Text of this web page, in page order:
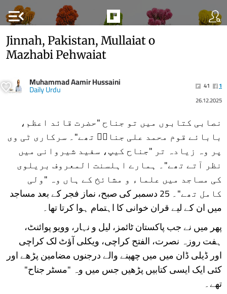
menu_open
Jinnah, Pakistan, Mullaiat o
Mazhabi Pehwaiat
Muhammad Aamir Hussaini
Daily Urdu 41
1
26.12.2025
نصابی کتابوں میں تو جناح "حضرت قائد اعظم،
بابائے قوم محمد علی جناحؒ تھے"۔ سرکاری ٹی وی
پر وہ زیادہ تر "جناح کیپ، سفید شیروانی میں
نظر آتے تھے"۔ ہمارے اہلسنت المعروف بریلوی
کی مساجد میں علماء و مشائخ کے ہاں وہ "ولی
کامل تھے"۔ 25 دسمبر کی صبح، نماز فجر کے بعد مساجد
میں ان کے لیے قران خوانی کا اہتمام ہوا کرتا تھا۔
پھر میں نے جب پاکستان ٹائمز، لیل و نہار، وویو پوائنٹ،
ہفت روزہ نصرت، الفتح کراچی، ویکلی آؤٹ لک کراچی
اور ڈیلی ڈان میں میں چھپنے والے درجنوں مضامین پڑھے اور
کئی ایک ایسی کتابیں پڑھیں جس میں وہ "مسٹر جناح"
تھے۔